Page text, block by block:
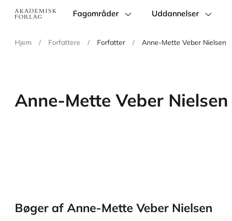
Main
Fagområder Uddannelser
Hjem / Forfattere / Forfatter / Anne-Mette Veber Nielsen
Anne-Mette Veber Nielsen
Bøger af Anne-Mette Veber Nielsen